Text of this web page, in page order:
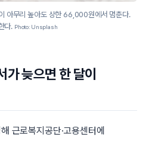
아무리 높아도 상한 66,000원에서 멈춘다.
다. Photo: Unsplash
늦으면 한 달이
근로복지공단·고용센터에